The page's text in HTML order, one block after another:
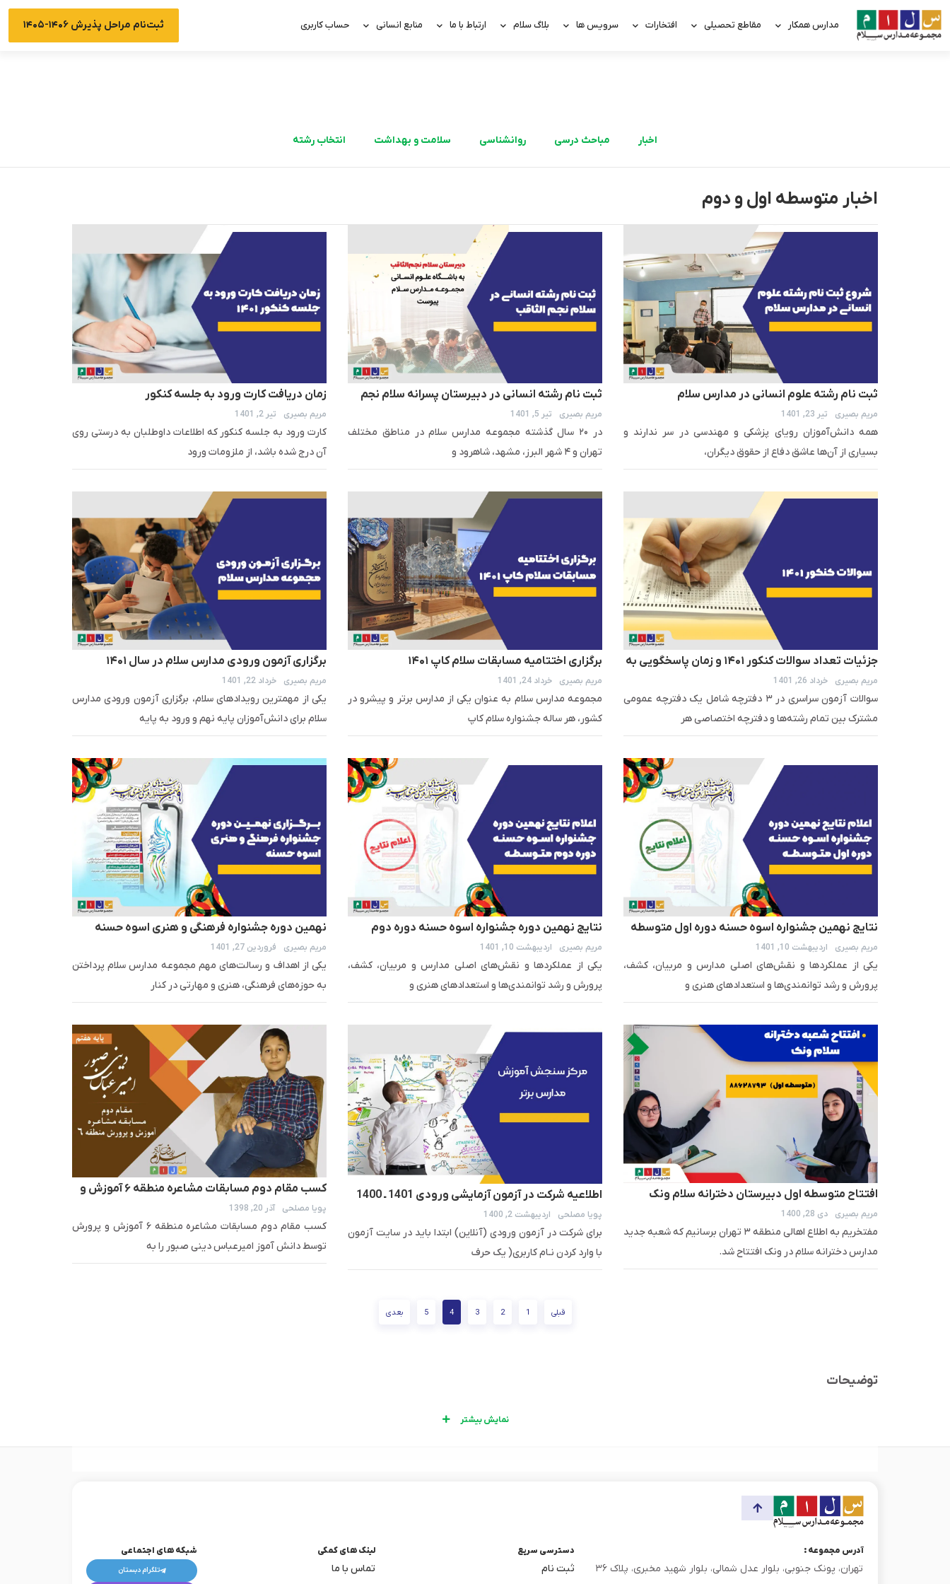
مدارس همکار مقاطع تحصیلی افتخارات سرویس ها بلاگ سلام ارتباط با ما منابع انسانی حساب کاربری ثبت‌نام مراحل پذیرش ۱۴۰۶-۱۴۰۵
اخبار مباحث درسی روانشناسی سلامت و بهداشت انتخاب رشته
اخبار متوسطه اول و دوم
ثبت نام رشته علوم انسانی در مدارس سلام
مریم بصیری تیر 23, 1401
همه دانش‌آموزان رویای پزشکی و مهندسی در سر ندارند و
بسیاری از آن‌ها عاشق دفاع از حقوق دیگران،
ثبت نام رشته انسانی در دبیرستان پسرانه سلام نجم
الثاقب
مریم بصیری تیر 5, 1401
در ۲۰ سال گذشته مجموعه مدارس سلام در مناطق مختلف
تهران و ۴ شهر البرز، مشهد، شاهرود و
زمان دریافت کارت ورود به جلسه کنکور
مریم بصیری تیر 2, 1401
کارت ورود به جلسه کنکور که اطلاعات داوطلبان به درستی روی
آن درج شده باشد، از ملزومات ورود
جزئیات تعداد سوالات کنکور ۱۴۰۱ و زمان پاسخگویی به
آن ها
مریم بصیری خرداد 26, 1401
سوالات آزمون سراسری در ۳ دفترچه شامل یک دفترچه عمومی
مشترک بین تمام رشته‌ها و دفترچه اختصاصی هر
برگزاری اختتامیه مسابقات سلام کاپ ۱۴۰۱
مریم بصیری خرداد 24, 1401
مجموعه مدارس سلام به عنوان یکی از مدارس برتر و پیشرو در
کشور، هر ساله جشنواره سلام کاپ
برگزاری آزمون ورودی مدارس سلام در سال ۱۴۰۱
مریم بصیری خرداد 22, 1401
یکی از مهمترین رویدادهای سلام، برگزاری آزمون ورودی مدارس
سلام برای دانش‌آموزان پایه نهم و ورود به پایه
نتایج نهمین جشنواره اسوه حسنه دوره اول متوسطه
مریم بصیری اردیبهشت 10, 1401
یکی از عملکردها و نقش‌های اصلی مدارس و مربیان، کشف،
پرورش و رشد توانمندی‌ها و استعدادهای هنری و
نتایج نهمین دوره جشنواره اسوه حسنه دوره دوم
متوسطه
مریم بصیری اردیبهشت 10, 1401
یکی از عملکردها و نقش‌های اصلی مدارس و مربیان، کشف،
پرورش و رشد توانمندی‌ها و استعدادهای هنری و
نهمین دوره جشنواره فرهنگی و هنری اسوه حسنه
مریم بصیری فروردین 27, 1401
یکی از اهداف و رسالت‌های مهم مجموعه مدارس سلام پرداختن
به حوزه‌های فرهنگی، هنری و مهارتی در کنار
افتتاح متوسطه اول دبیرستان دخترانه سلام ونک
مریم بصیری دی 28, 1400
مفتخریم به اطلاع اهالی منطقه‌ ۳ تهران برسانیم که شعبه جدید
مدارس دخترانه سلام در ونک افتتاح شد.
اطلاعیه شرکت در آزمون آزمایشی ورودی 1401 ـ 1400
مجموعه مدارس سلام
پویا مصلحی اردیبهشت 2, 1400
برای شرکت در آزمون ورودی (آنلاین) ابتدا باید در سایت آزمون
با وارد کردن نـام کاربری( یک حرف
کسب مقام دوم مسابقات مشاعره منطقه ۶ آموزش و
پرورش
پویا مصلحی آذر 20, 1398
کسب مقام دوم مسابقات مشاعره منطقه ۶ آموزش و پرورش
توسط دانش آموز امیرعباس دینی صبور را به
قبلی 1
2
3
4
5 بعدی
توضیحات
نمایش بیشتر
آدرس مجموعه :
تهران، پونک جنوبی، بلوار عدل شمالی، بلوار شهید مخبری، پلاک ۳۶
دسترسی سریع
ثبت نام
لینک های کمکی
تماس با ما
شبکه های اجتماعی
تلگرام دبستان